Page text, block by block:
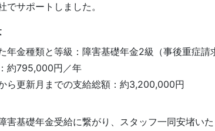
でサポートしました。
年金種類と等級：障害基礎年金2級（事後重症請
約795,000円／年
ら更新月までの支給総額：約3,200,000円
害基礎年金受給に繋がり、スタッフ一同安堵いた